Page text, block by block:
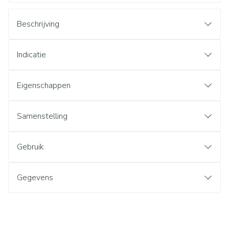
Beschrijving
Indicatie
Eigenschappen
Samenstelling
Gebruik
Gegevens